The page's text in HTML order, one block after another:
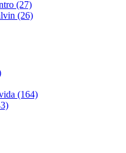
(27)
(26)
(164)